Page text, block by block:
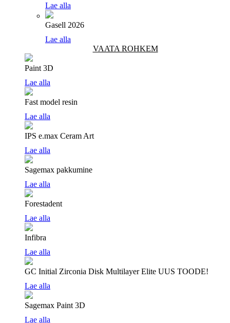
Lae alla
Gasell 2026
Lae alla
VAATA ROHKEM
Paint 3D
Lae alla
Fast model resin
Lae alla
IPS e.max Ceram Art
Lae alla
Sagemax pakkumine
Lae alla
Forestadent
Lae alla
Infibra
Lae alla
GC Initial Zirconia Disk Multilayer Elite UUS TOODE!
Lae alla
Sagemax Paint 3D
Lae alla